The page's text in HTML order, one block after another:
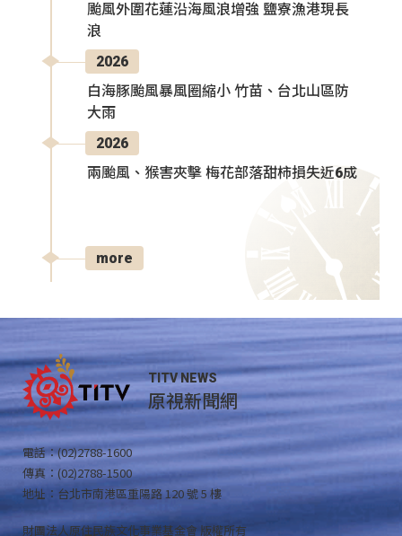
颱風外圍花蓮沿海風浪增強 鹽寮漁港現長
浪
2026
白海豚颱風暴風圈縮小 竹苗、台北山區防
大雨
2026
兩颱風、猴害夾擊 梅花部落甜柿損失近6成
more
TITV NEWS
原視新聞網
電話：(02)2788-1600
傳真：(02)2788-1500
地址：台北市南港區重陽路 120 號 5 樓
財團法人原住民族文化事業基金會 版權所有